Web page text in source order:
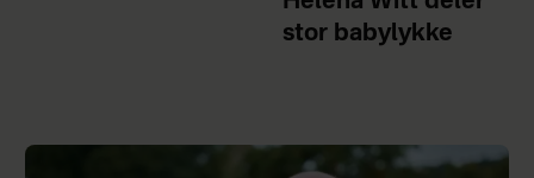
stor babylykke